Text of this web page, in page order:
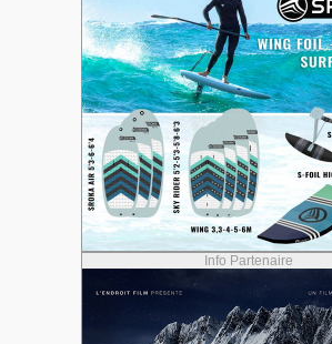
Info Partenaire